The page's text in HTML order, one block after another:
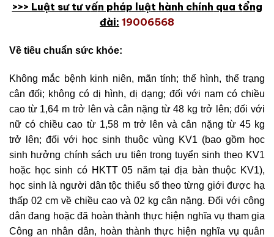
>>> Luật sư tư vấn pháp luật hành chính qua tổng
đài: 19006568
Về tiêu chuẩn sức khỏe:
Không mắc bệnh kinh niên, mãn tính; thể hình, thể trạng
cân đối; không có dị hình, dị dạng; đối với nam có chiều
cao từ 1,64 m trở lên và cân nặng từ 48 kg trở lên; đối với
nữ có chiều cao từ 1,58 m trở lên và cân nặng từ 45 kg
trở lên; đối với học sinh thuộc vùng KV1 (bao gồm học
sinh hưởng chính sách ưu tiên trong tuyển sinh theo KV1
hoặc học sinh có HKTT 05 năm tại địa bàn thuộc KV1),
học sinh là người dân tộc thiểu số theo từng giới được hạ
thấp 02 cm về chiều cao và 02 kg cân nặng. Đối với công
dân đang hoặc đã hoàn thành thực hiện nghĩa vụ tham gia
Công an nhân dân, hoàn thành thực hiện nghĩa vụ quân